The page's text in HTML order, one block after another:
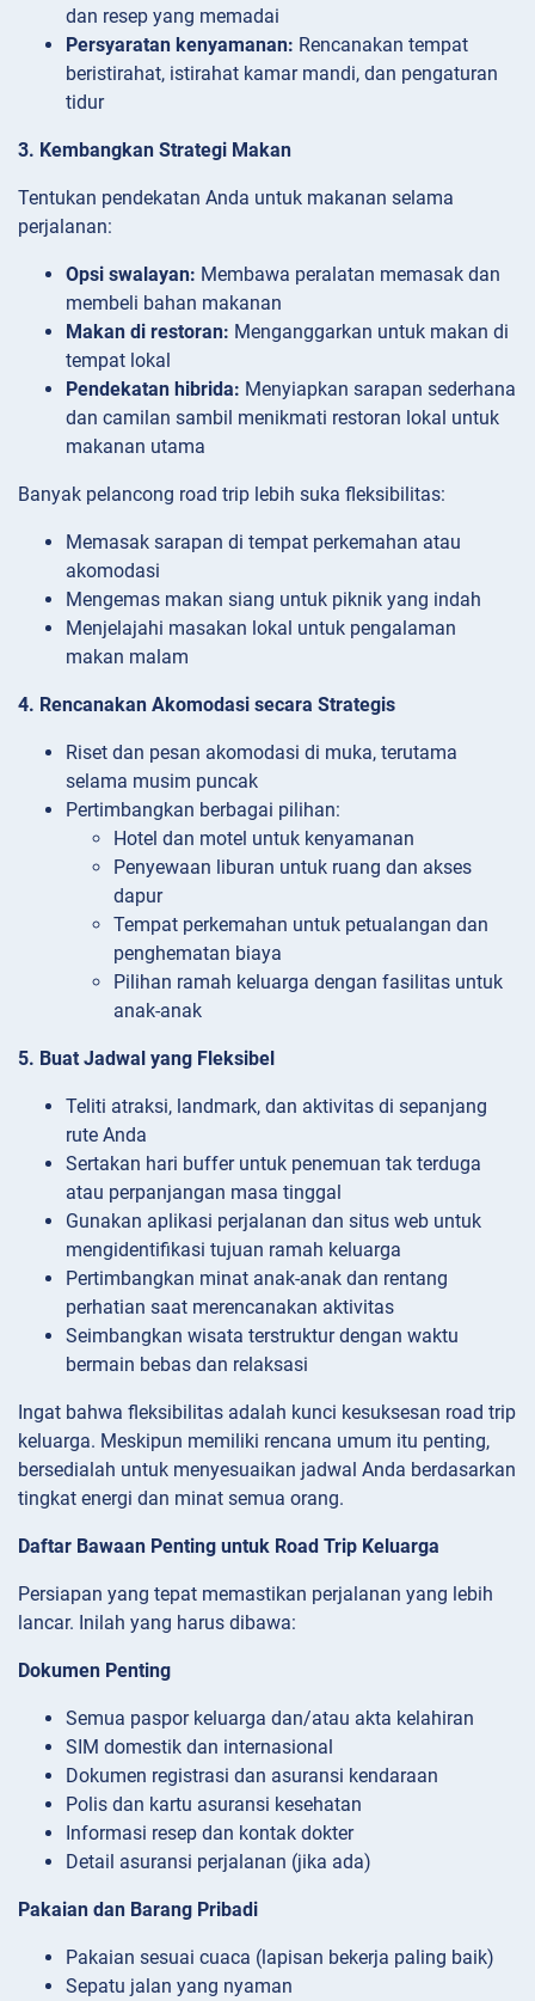
dan resep yang memadai
Persyaratan kenyamanan: Rencanakan tempat
beristirahat, istirahat kamar mandi, dan pengaturan
tidur
3. Kembangkan Strategi Makan
Tentukan pendekatan Anda untuk makanan selama
perjalanan:
Opsi swalayan: Membawa peralatan memasak dan
membeli bahan makanan
Makan di restoran: Menganggarkan untuk makan di
tempat lokal
Pendekatan hibrida: Menyiapkan sarapan sederhana
dan camilan sambil menikmati restoran lokal untuk
makanan utama
Banyak pelancong road trip lebih suka fleksibilitas:
Memasak sarapan di tempat perkemahan atau
akomodasi
Mengemas makan siang untuk piknik yang indah
Menjelajahi masakan lokal untuk pengalaman
makan malam
4. Rencanakan Akomodasi secara Strategis
Riset dan pesan akomodasi di muka, terutama
selama musim puncak
Pertimbangkan berbagai pilihan:
Hotel dan motel untuk kenyamanan
Penyewaan liburan untuk ruang dan akses
dapur
Tempat perkemahan untuk petualangan dan
penghematan biaya
Pilihan ramah keluarga dengan fasilitas untuk
anak-anak
5. Buat Jadwal yang Fleksibel
Teliti atraksi, landmark, dan aktivitas di sepanjang
rute Anda
Sertakan hari buffer untuk penemuan tak terduga
atau perpanjangan masa tinggal
Gunakan aplikasi perjalanan dan situs web untuk
mengidentifikasi tujuan ramah keluarga
Pertimbangkan minat anak-anak dan rentang
perhatian saat merencanakan aktivitas
Seimbangkan wisata terstruktur dengan waktu
bermain bebas dan relaksasi
Ingat bahwa fleksibilitas adalah kunci kesuksesan road trip
keluarga. Meskipun memiliki rencana umum itu penting,
bersedialah untuk menyesuaikan jadwal Anda berdasarkan
tingkat energi dan minat semua orang.
Daftar Bawaan Penting untuk Road Trip Keluarga
Persiapan yang tepat memastikan perjalanan yang lebih
lancar. Inilah yang harus dibawa:
Dokumen Penting
Semua paspor keluarga dan/atau akta kelahiran
SIM domestik dan internasional
Dokumen registrasi dan asuransi kendaraan
Polis dan kartu asuransi kesehatan
Informasi resep dan kontak dokter
Detail asuransi perjalanan (jika ada)
Pakaian dan Barang Pribadi
Pakaian sesuai cuaca (lapisan bekerja paling baik)
Sepatu jalan yang nyaman